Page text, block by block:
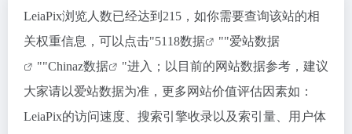
LeiaPix浏览人数已经达到215，如你需要查询该站的相
关权重信息，可以点击"5118数据 ""爱站数据
""Chinaz数据
"进入；以目前的网站数据参考，建议
大家请以爱站数据为准，更多网站价值评估因素如：
LeiaPix的访问速度、搜索引擎收录以及索引量、用户体